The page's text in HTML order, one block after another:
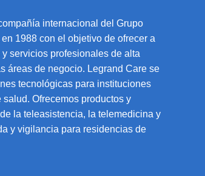
internacional del Grupo
1988 con el objetivo de ofrecer a
servicios profesionales de alta
áreas de negocio. Legrand Care se
tecnológicas para instituciones
Ofrecemos productos y
la teleasistencia, la telemedicina y
y vigilancia para residencias de